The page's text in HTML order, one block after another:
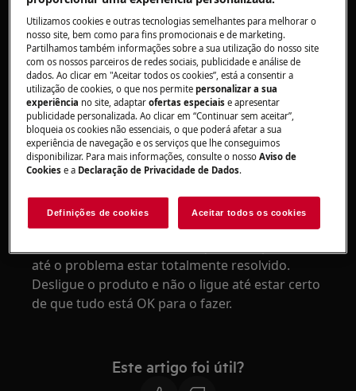
Aplica-se a:
Máquina de secar com ventilação
Máquina de secar roupa por condensação
Máquina de secar com bomba de calor
Resolução:
1. Contacte um centro de assistência
autorizado
Recomendamos que solicite a visita de um
técnico de assistência.
até o problema estar totalmente resolvido.
Desligue o produto e não o ligue até estar certo
de que tudo está OK para o fazer.
Este artigo foi útil?
Utilizamos cookies e outras tecnologias semelhantes para melhorar o
nosso site, bem como para fins promocionais e de marketing.
Partilhamos também informações sobre a sua utilização do nosso site
com os nossos parceiros de redes sociais, publicidade e análise de
dados. Ao clicar em "Aceitar todos os cookies”, está a consentir a
utilização de cookies, o que nos permitepersonalizar a sua
experiência no site, adaptarofertas especiaise apresentar
publicidade personalizada. Ao clicar em “Continuar sem aceitar”,
bloqueia os cookies não essenciais, o que poderá afetar a sua
experiência de navegação e os serviços que lhe conseguimos
disponibilizar. Para mais informações, consulte o nossoAviso de
Cookies e a Declaração de Privacidade de Dados.
Definições de cookies Aceitar todos os cookies